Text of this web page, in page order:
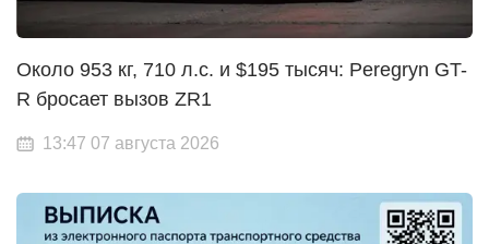
Около 953 кг, 710 л.с. и $195 тысяч: Peregryn GT-
R бросает вызов ZR1
13:47 07 августа 2026